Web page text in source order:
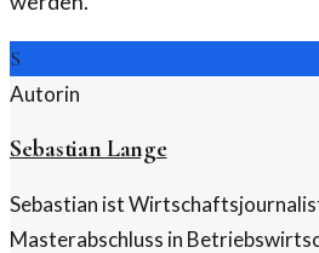
S
Autorin
Sebastian Lange
Sebastian ist
Masterabschluss in